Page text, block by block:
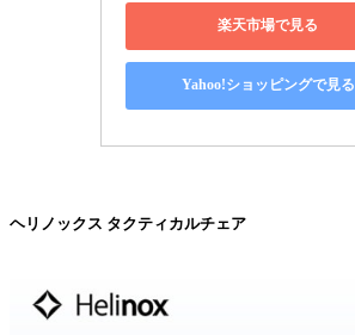
楽天市場で見る
Yahoo!ショッピングで見る
ヘリノックス タクティカルチェア